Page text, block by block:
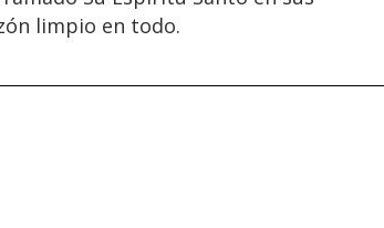
limpio en todo.